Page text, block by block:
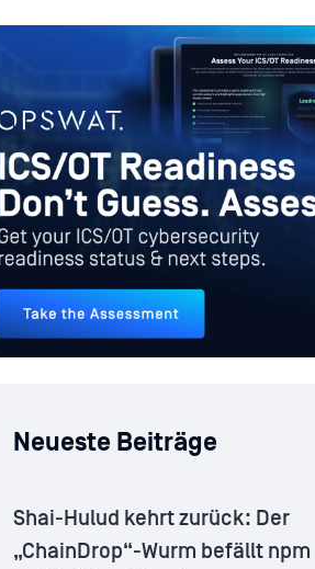
Neueste Beiträge
Shai-Hulud kehrt zurück: Der
„ChainDrop“-Wurm befällt npm